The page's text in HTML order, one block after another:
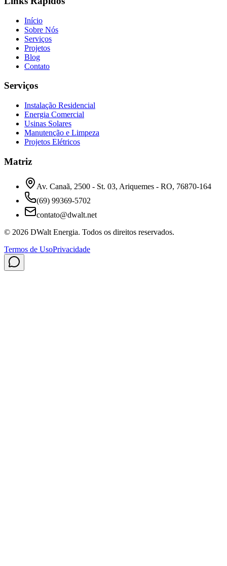
Início
Sobre Nós
Serviços
Projetos
Blog
Contato
Serviços
Instalação Residencial
Energia Comercial
Usinas Solares
Manutenção e Limpeza
Projetos Elétricos
Matriz
Av. Canaã, 2500 - St. 03, Ariquemes - RO, 76870-164
(69) 99369-5702
contato@dwalt.net
© 2026 DWalt Energia. Todos os direitos reservados.
Termos de UsoPrivacidade